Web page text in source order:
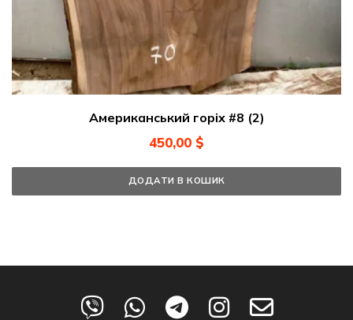
Американський горіх #8 (2)
450,00 $
ДОДАТИ В КОШИК